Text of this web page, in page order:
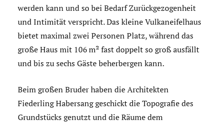
werden kann und so bei Bedarf Zurückgezogenheit
und Intimität verspricht. Das kleine Vulkaneifelhaus
bietet maximal zwei Personen Platz, während das
große Haus mit 106 m² fast doppelt so groß ausfällt
und bis zu sechs Gäste beherbergen kann.
Beim großen Bruder haben die Architekten
Fiederling Habersang geschickt die Topografie des
Grundstücks genutzt und die Räume dem